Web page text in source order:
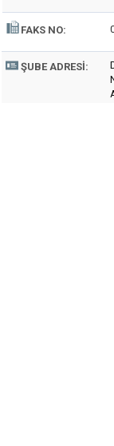
FAKS NO:
ŞUBE ADRESI: